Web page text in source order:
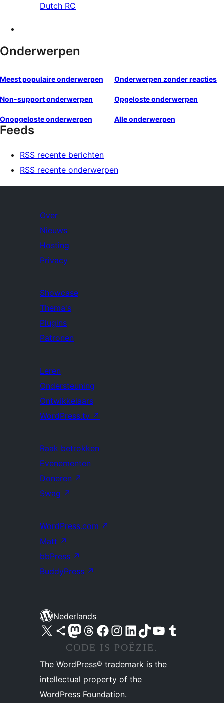
Dutch RC
Onderwerpen
Meest populaire onderwerpen Onderwerpen zonder reacties
Non-support onderwerpen Opgeloste onderwerpen
Onopgeloste onderwerpen Alle onderwerpen
Feeds
RSS recente berichten
RSS recente onderwerpen
Over
Nieuws
Hosting
Privacy
Showcase
Thema's
Plugins
Patronen
Leren
Ondersteuning
Ontwikkelaars
WordPress.tv ↗
Raak betrokken
Evenementen
Doneren ↗
Swag ↗
WordPress.com ↗
Matt ↗
bbPress ↗
BuddyPress ↗
Nederlands
Bezoek ons X (voorheen Twitter) account
Bezoek ons Bluesky account
Bezoek ons Mastodon account
Bezoek ons Threads account
Onze Facebook pagina bezoeken
Bezoek ons Instagram account
Bezoek ons LinkedIn account
Bezoek ons TikTok account
Bezoek ons YouTube kanaalBezoek ons Tumblr account
CODE IS POËZIE.
The WordPress® trademark is the
intellectual property of the
WordPress Foundation.